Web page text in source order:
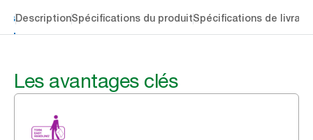
DescriptionSpécifications du produitSpécifications de
Les avantages clés